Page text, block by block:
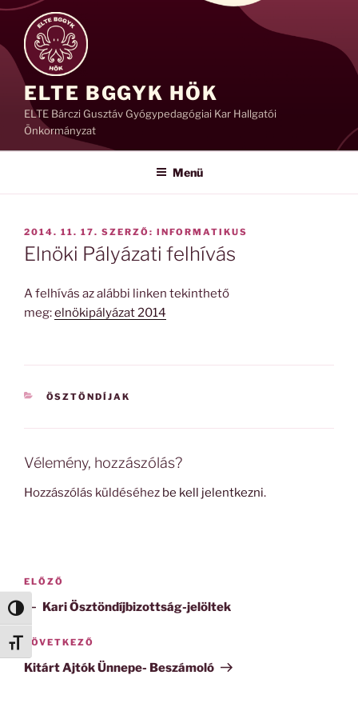
Nagy kontraszt váltása
Betűméret váltása
Tartalomhoz
ELTE BGGYK HÖK
ELTE Bárczi Gusztáv Gyógypedagógiai Kar Hallgatói
Önkormányzat
Menü
BEKÜLDVE:
2014. 11. 17. SZERZŐ: INFORMATIKUS
Elnöki Pályázati felhívás
A felhívás az alábbi linken tekinthető
meg:elnökipályázat 2014
KATEGÓRIÁK
ÖSZTÖNDÍJAK
Vélemény, hozzászólás?
Hozzászólás küldéséhez be kell jelentkezni.
Bejegyzés
navigáció
Korábbi
bejegyzés
ELŐZŐ
Kari Ösztöndíjbizottság-jelöltek
Következő
bejegyzés
KÖVETKEZŐ
Kitárt Ajtók Ünnepe- Beszámoló